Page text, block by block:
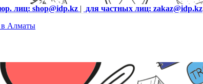
лиц: shop@idp.kz | для частных лиц: zakaz@idp.kz